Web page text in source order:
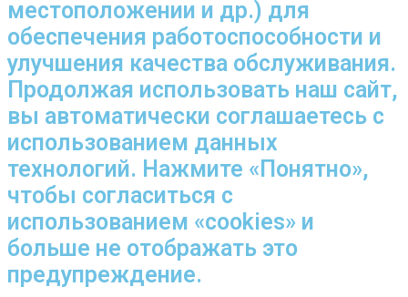
местоположении и др.) для
обеспечения работоспособности и
улучшения качества обслуживания.
Продолжая использовать наш сайт,
вы автоматически соглашаетесь с
использованием данных
технологий. Нажмите «Понятно»,
чтобы согласиться с
использованием «cookies» и
больше не отображать это
предупреждение.